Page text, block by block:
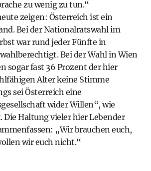
zu wenig zu tun.“
zeigen: Österreich ist ein
Bei der Nationalratswahl im
war rund jeder Fünfte in
Bei der Wahl in Wien
sogar fast 36 Prozent der hier
Alter keine Stimme
sei Österreich eine
wider Willen“, wie
Die Haltung vieler hier Lebender
„Wir brauchen euch,
wir euch nicht.“